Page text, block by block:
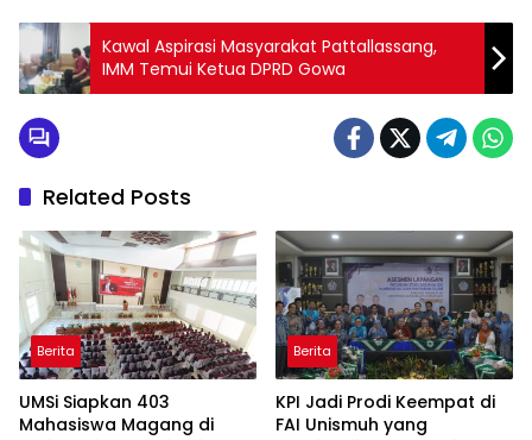
Kawal Aspirasi Masyarakat Pattallassang,
IMM Temui Ketua DPRD Gowa
Related Posts
Berita
UMSi Siapkan 403
Mahasiswa Magang di
Berita
KPI Jadi Prodi Keempat di
FAI Unismuh yang